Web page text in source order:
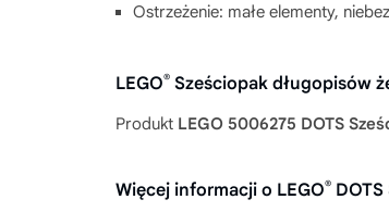
Ostrzeżenie: małe elementy,
LEGO® Sześciopak długopisów
Produkt LEGO 5006275 DOTS
Więcej informacji o LEGO®